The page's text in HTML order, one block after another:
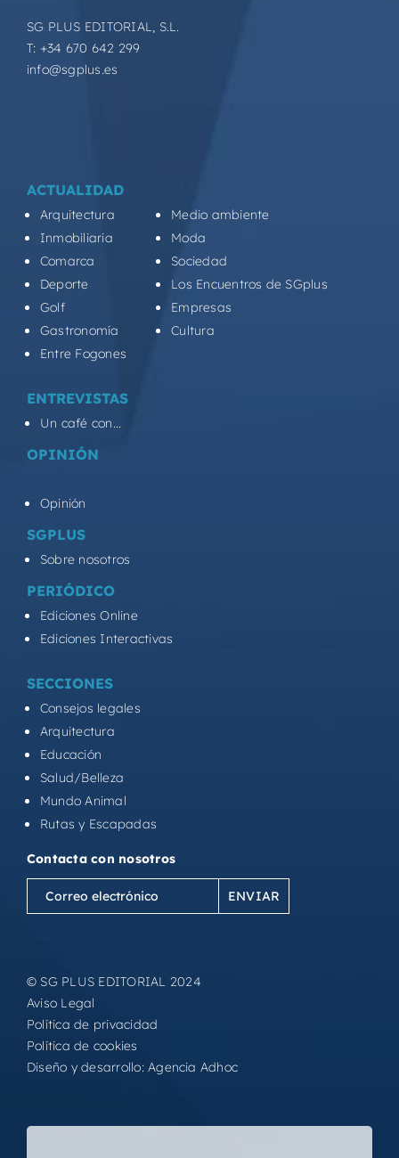
SG PLUS EDITORIAL, S.L.
T: +34 670 642 299
info@sgplus.es
ACTUALIDAD
Arquitectura
Inmobiliaria
Comarca
Deporte
Golf
Gastronomía
Entre Fogones
Medio ambiente
Moda
Sociedad
Los Encuentros de SGplus
Empresas
Cultura
ENTREVISTAS
Un café con...
OPINIÓN
Opinión
SGPLUS
Sobre nosotros
PERIÓDICO
Ediciones Online
Ediciones Interactivas
SECCIONES
Consejos legales
Arquitectura
Educación
Salud/Belleza
Mundo Animal
Rutas y Escapadas
Contacta con nosotros
Correo
electrónico
© SG PLUS EDITORIAL 2024
Aviso Legal
Política de privacidad
Política de cookies
Diseño y desarrollo:Agencia Adhoc